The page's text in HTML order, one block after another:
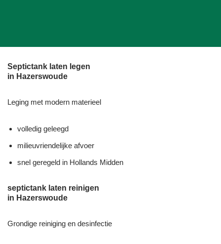
Septictank laten legen
in Hazerswoude
Leging met modern materieel
volledig geleegd
milieuvriendelijke afvoer
snel geregeld in Hollands Midden
septictank laten reinigen
in Hazerswoude
Grondige reiniging en desinfectie